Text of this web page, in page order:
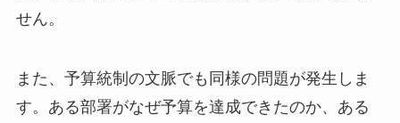
せん。
また、予算統制の文脈でも同様の問題が発生しま
す。ある部署がなぜ予算を達成できたのか、ある